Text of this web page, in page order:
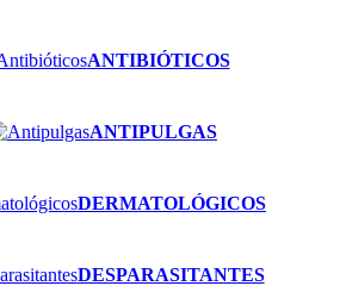
ANTIBIÓTICOS
ANTIPULGAS
DERMATOLÓGICOS
DESPARASITANTES